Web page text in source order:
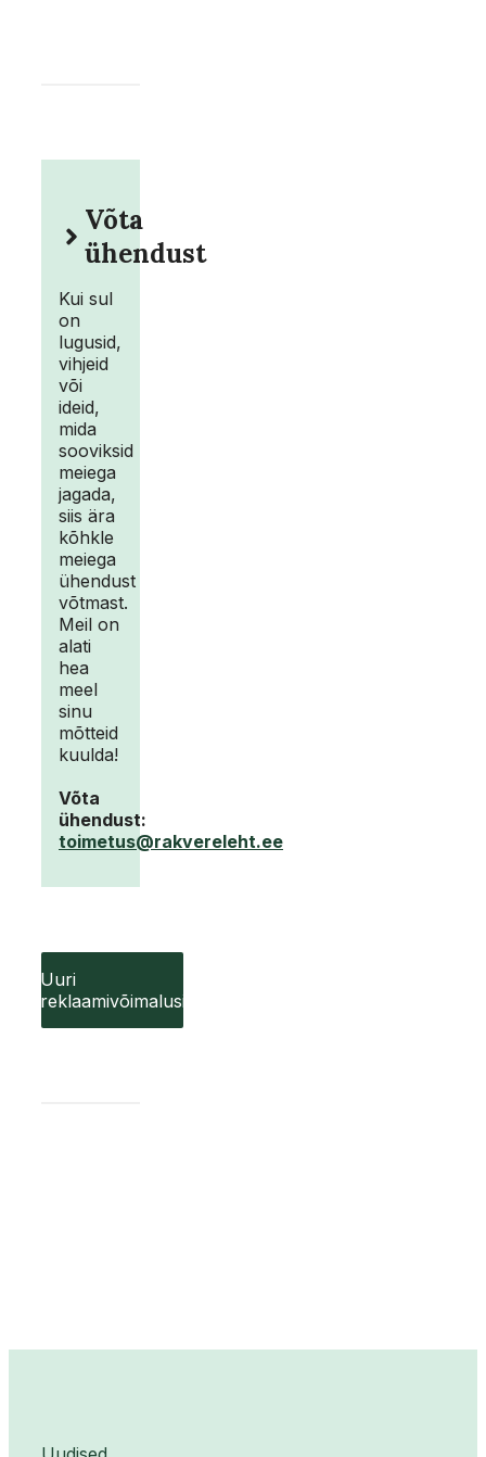
Võta
ühendust
Kui sul
on
lugusid,
vihjeid
või
ideid,
mida
sooviksid
meiega
jagada,
siis ära
kõhkle
meiega
ühendust
võtmast.
Meil on
alati
hea
meel
sinu
mõtteid
kuulda!
Võta
ühendust:
toimetus@rakvereleht.ee
Uuri
reklaamivõimalusi